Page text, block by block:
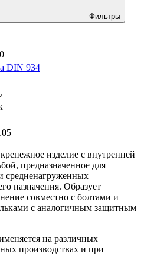
Фильтры
DIN 934
изделие с внутренней
предназначенное для
средненагруженных
назначения. Образует
совместно с болтами и
с аналогичным защитным
на различных
производствах и при